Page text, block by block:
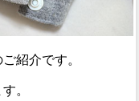
紹介です。
。